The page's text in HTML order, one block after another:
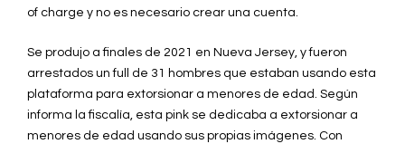
of charge y no es necesario crear una cuenta.
Se produjo a finales de 2021 en Nueva Jersey, y fueron
arrestados un full de 31 hombres que estaban usando esta
plataforma para extorsionar a menores de edad. Según
informa la fiscalía, esta pink se dedicaba a extorsionar a
menores de edad usando sus propias imágenes. Con